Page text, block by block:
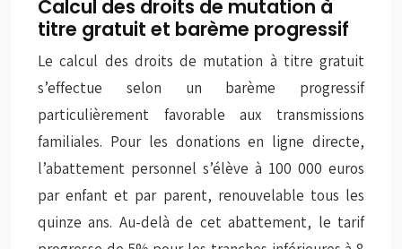
Calcul des droits de mutation à
titre gratuit et barème progressif
Le calcul des droits de mutation à titre gratuit
s’effectue selon un barème progressif
particulièrement favorable aux transmissions
familiales. Pour les donations en ligne directe,
l’abattement personnel s’élève à 100 000 euros
par enfant et par parent, renouvelable tous les
quinze ans. Au-delà de cet abattement, le tarif